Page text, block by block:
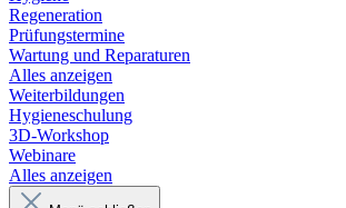
Regeneration
Prüfungstermine
Wartung und Reparaturen
Alles anzeigen
Weiterbildungen
Hygieneschulung
3D-Workshop
Webinare
Alles anzeigen